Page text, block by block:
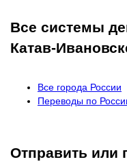
Все системы
Катав-
Все города России
Переводы по
Отправить или